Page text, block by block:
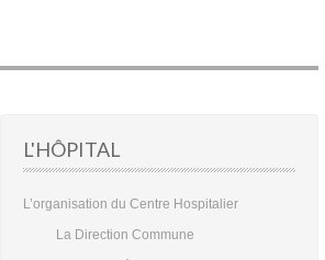
L'HÔPITAL
L’organisation du Centre Hospitalier
La Direction Commune